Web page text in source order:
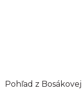
Pohľad z Bosákovej